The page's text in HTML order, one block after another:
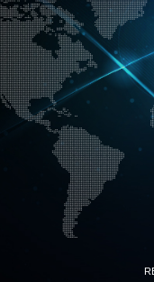
distributeur français
de LED.
top led world, top
edf, lumière,